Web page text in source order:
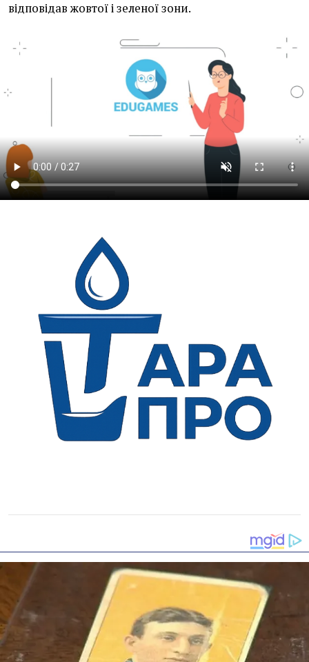
відповідав жовтої і зеленої зони.